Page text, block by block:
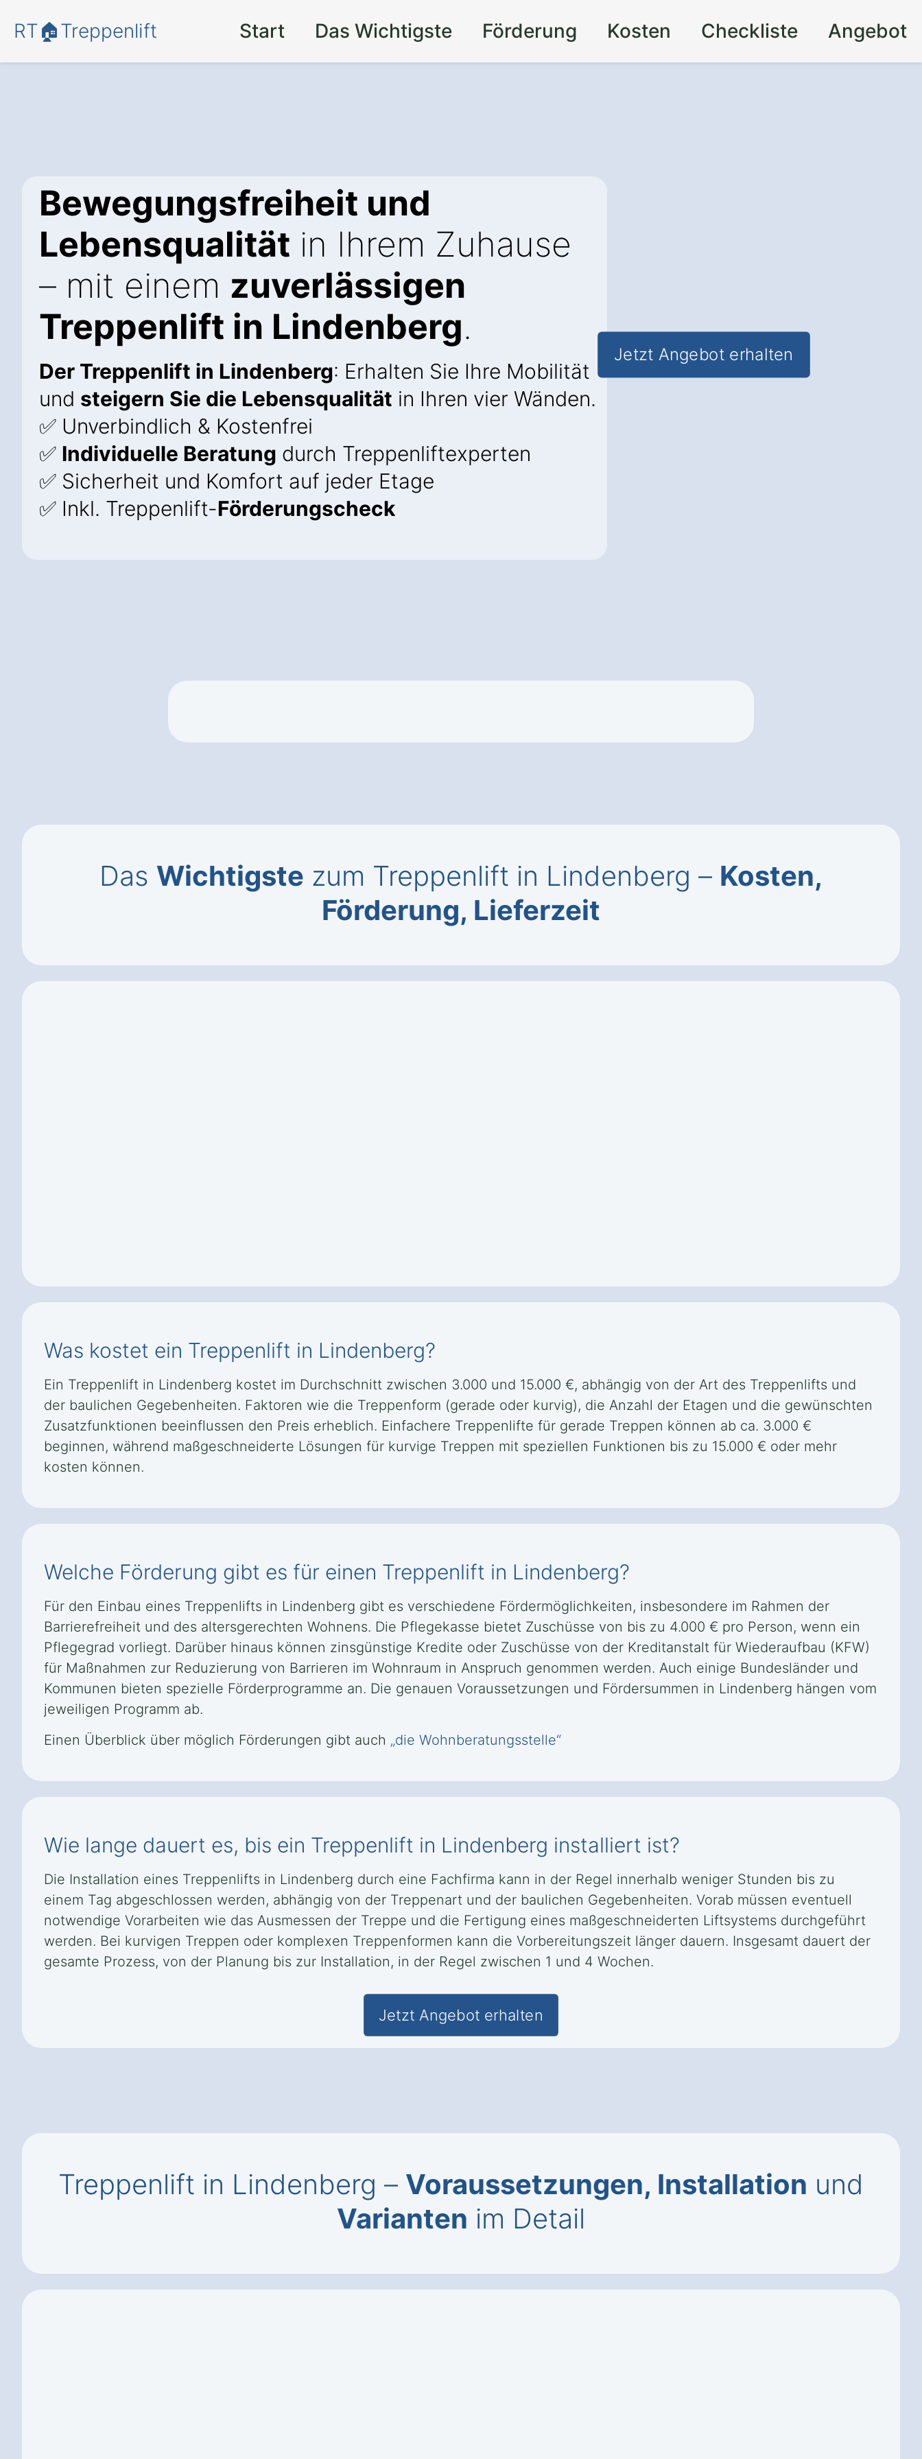
RT🏠Treppenlift Start Das Wichtigste Förderung Kosten Checkliste Angebot
Bewegungsfreiheit und
Lebensqualität in Ihrem Zuhause
– mit einem zuverlässigen
Treppenlift in Lindenberg.
Der Treppenlift in Lindenberg: Erhalten Sie Ihre Mobilität
und steigern Sie die Lebensqualität in Ihren vier Wänden.
✅ Unverbindlich & Kostenfrei
✅ Individuelle Beratung durch Treppenliftexperten
✅ Sicherheit und Komfort auf jeder Etage
✅ Inkl. Treppenlift-Förderungscheck
Jetzt Angebot erhalten
Das Wichtigste zum Treppenlift in Lindenberg – Kosten,
Förderung, Lieferzeit
Was kostet ein Treppenlift in Lindenberg?
Ein Treppenlift in Lindenberg kostet im Durchschnitt zwischen 3.000 und 15.000 €, abhängig von der Art des Treppenlifts und
der baulichen Gegebenheiten. Faktoren wie die Treppenform (gerade oder kurvig), die Anzahl der Etagen und die gewünschten
Zusatzfunktionen beeinflussen den Preis erheblich. Einfachere Treppenlifte für gerade Treppen können ab ca. 3.000 €
beginnen, während maßgeschneiderte Lösungen für kurvige Treppen mit speziellen Funktionen bis zu 15.000 € oder mehr
kosten können.
Welche Förderung gibt es für einen Treppenlift in Lindenberg?
Für den Einbau eines Treppenlifts in Lindenberg gibt es verschiedene Fördermöglichkeiten, insbesondere im Rahmen der
Barrierefreiheit und des altersgerechten Wohnens. Die Pflegekasse bietet Zuschüsse von bis zu 4.000 € pro Person, wenn ein
Pflegegrad vorliegt. Darüber hinaus können zinsgünstige Kredite oder Zuschüsse von der Kreditanstalt für Wiederaufbau (KFW)
für Maßnahmen zur Reduzierung von Barrieren im Wohnraum in Anspruch genommen werden. Auch einige Bundesländer und
Kommunen bieten spezielle Förderprogramme an. Die genauen Voraussetzungen und Fördersummen in Lindenberg hängen vom
jeweiligen Programm ab.
Einen Überblick über möglich Förderungen gibt auch „die Wohnberatungsstelle“
Wie lange dauert es, bis ein Treppenlift in Lindenberg installiert ist?
Die Installation eines Treppenlifts in Lindenberg durch eine Fachfirma kann in der Regel innerhalb weniger Stunden bis zu
einem Tag abgeschlossen werden, abhängig von der Treppenart und der baulichen Gegebenheiten. Vorab müssen eventuell
notwendige Vorarbeiten wie das Ausmessen der Treppe und die Fertigung eines maßgeschneiderten Liftsystems durchgeführt
werden. Bei kurvigen Treppen oder komplexen Treppenformen kann die Vorbereitungszeit länger dauern. Insgesamt dauert der
gesamte Prozess, von der Planung bis zur Installation, in der Regel zwischen 1 und 4 Wochen.
Jetzt Angebot erhalten
Treppenlift in Lindenberg – Voraussetzungen, Installation und
Varianten im Detail